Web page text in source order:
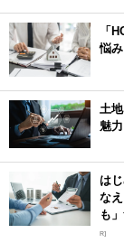
「
悩
土
魅力
は
な
も
R]